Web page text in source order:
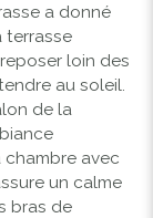
a donné
terrasse
loin des
au soleil.
de la
avec
un calme
bras de